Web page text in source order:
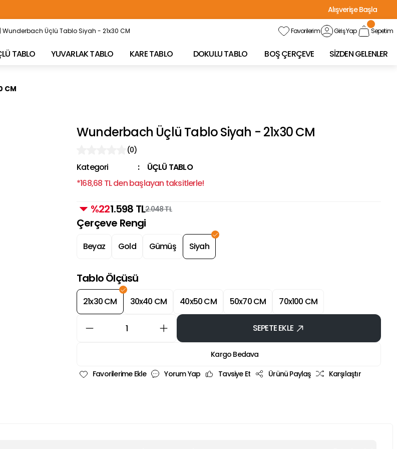
Alışverişe Başla
HER YERİNE ÜCRETSİZ KARGO!
Favorilerim Giriş Yap Sepetim
TABLO YUVARLAK TABLO KARE TABLO DOKULU TABLO BOŞ ÇERÇEVE SİZDEN GELENLER
CM
Wunderbach Üçlü Tablo Siyah - 21x30 CM
(0)
Kategori
ÜÇLÜ TABLO
*168,68 TL den başlayan taksitlerle!
%221.598 TL2.048 TL
Çerçeve Rengi
Beyaz Gold Gümüş Siyah
Tablo Ölçüsü
21x30 CM 30x40 CM 40x50 CM 50x70 CM 70x100 CM
SEPETE EKLE
Kargo Bedava
Yorum Yap
Tavsiye Et Ürünü Paylaş Karşılaştır